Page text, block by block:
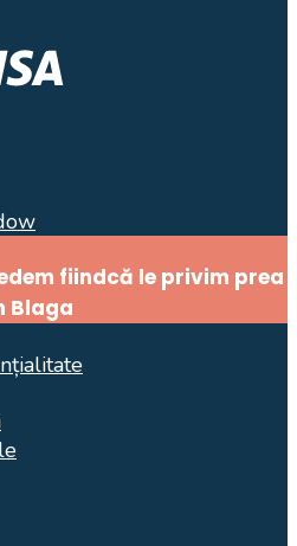
fiindcă le privim prea
Blaga